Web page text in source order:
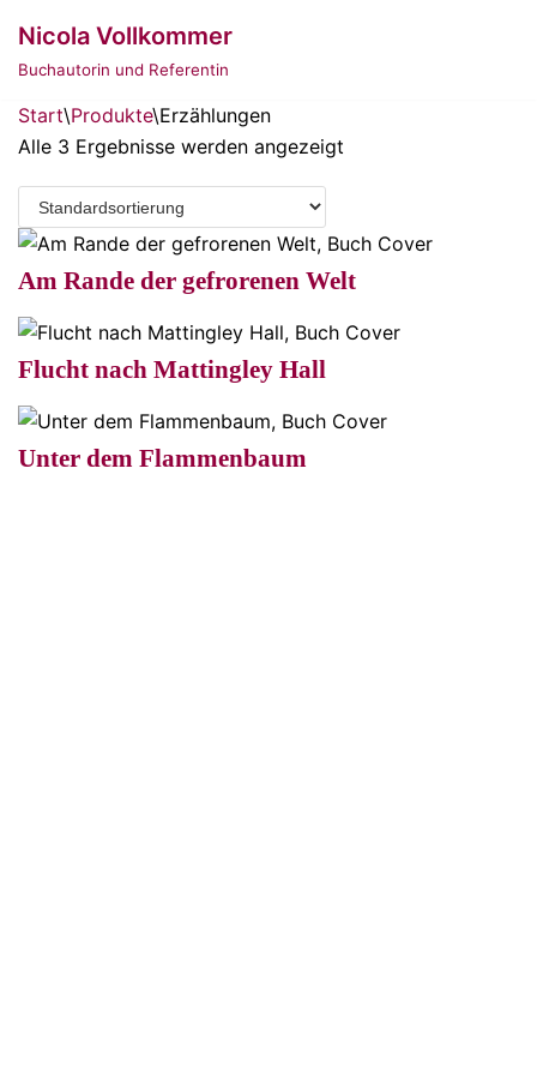
Zum
Inhalt
Nicola Vollkommer
Buchautorin und Referentin
Start\Produkte\Erzählungen
Alle 3 Ergebnisse werden angezeigt
Am Rande der gefrorenen Welt
Flucht nach Mattingley Hall
Unter dem Flammenbaum